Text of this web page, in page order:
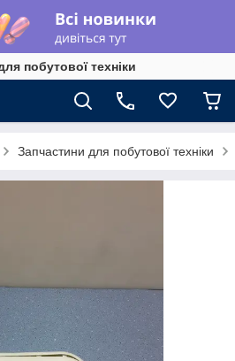
побутової техніки
Запчастини для побутової техніки